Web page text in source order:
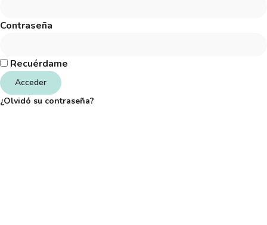
Contraseña
Recuérdame
Acceder
¿Olvidó su contraseña?